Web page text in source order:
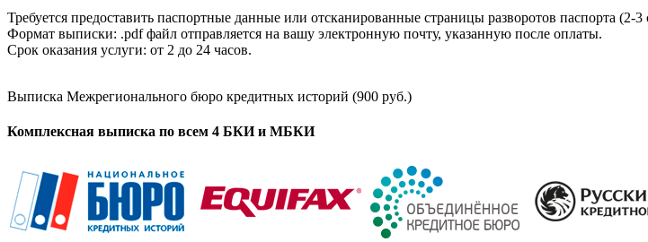
Требуется предоставить паспортные данные или отсканированные страницы разворотов паспорта (2-
Формат выписки: .pdf файл отправляется на вашу электронную почту, указанную после оплаты.
Срок оказания услуги: от 2 до 24 часов.
Выписка Межрегионального бюро кредитных историй (900 руб.)
Комплексная выписка по всем 4 БКИ и МБКИ